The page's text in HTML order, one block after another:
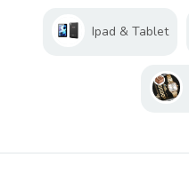
Ipad & Tablet